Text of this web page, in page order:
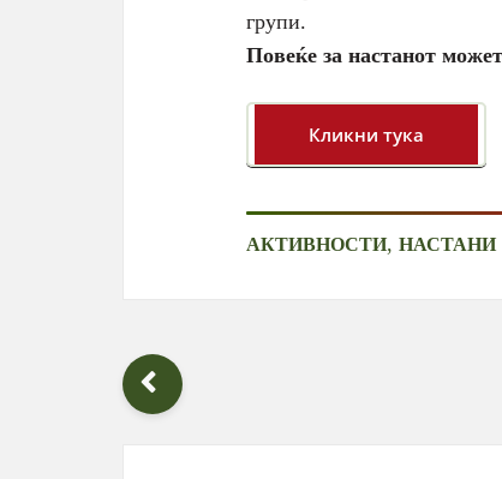
групи.
Повеќе за настанот
АКТИВНОСТИ, НАСТАНИ